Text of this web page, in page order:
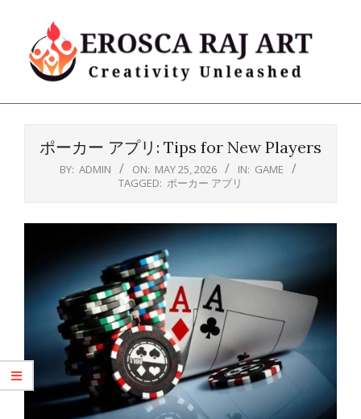
content
Erosca
Artポーカー アプリ: Tips for New Players
BY: ADMIN ON: MAY 25, 2026 IN: GAME
TAGGED: ポーカー アプリ